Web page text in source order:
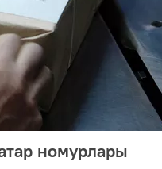
номурлары